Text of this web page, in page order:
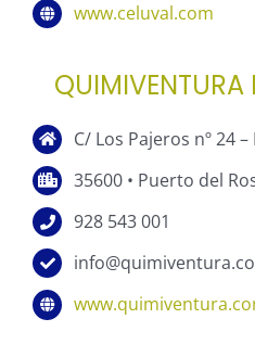
www.celuval.com
C/ Los Pajeros nº 24
35600 • Puerto del
928 543 001